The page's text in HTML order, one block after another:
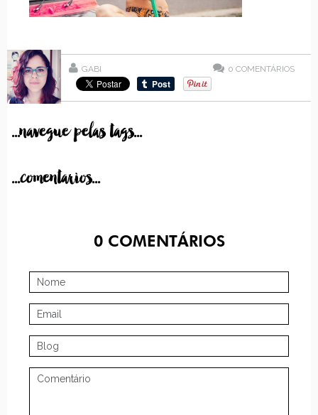
GABI 0 COMENTÁRIOS
...navegue pelas tags...
...comentarios...
0COMENTÁRIOS